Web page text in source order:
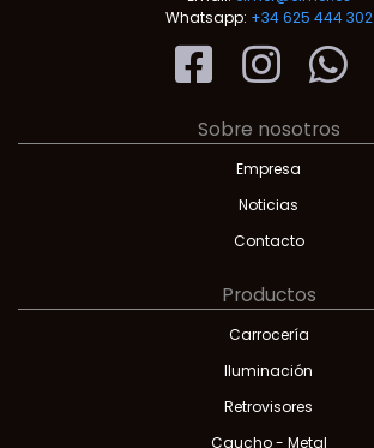
Whatsapp: +34 625 444 302
Sobre nosotros
Empresa
Noticias
Contacto
Productos
Carrocería
Iluminación
Retrovisores
Caucho - Metal